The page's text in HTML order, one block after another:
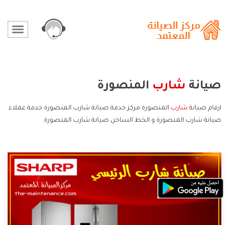
صيانة شارب المنصورة
ارقام صيانة شارب المنصورة مركز خدمة صيانة شارب المنصورة خدمة عملاء
صيانة شارب المنصورة و الخط الساخن صيانة شارب المنصورة.